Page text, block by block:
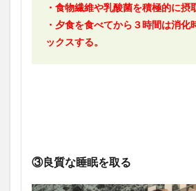
・食物繊維や乳酸菌を積極的に摂
・夕食を食べてから３時間は消化
ックスする。
③良質な睡眠を取る